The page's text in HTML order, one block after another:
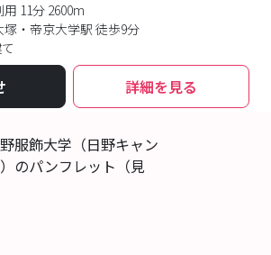
11分 2600m
・帝京大学駅 徒歩9分
詳細を見る